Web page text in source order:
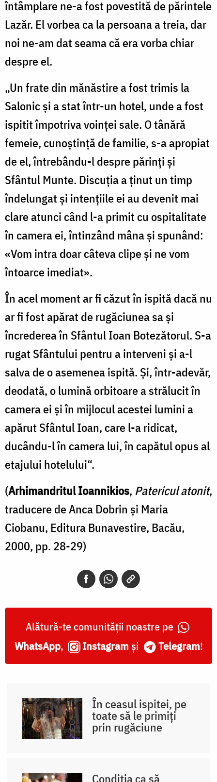
întâmplare ne-a fost povestită de părintele
Lazăr. El vorbea ca la persoana a treia, dar
noi ne-am dat seama că era vorba chiar
despre el.
„Un frate din mănăstire a fost trimis la
Salonic şi a stat într-un hotel, unde a fost
ispitit împotriva voinţei sale. O tânără
femeie, cunoştinţă de familie, s-a apropiat
de el, întrebându-l despre părinţi şi
Sfântul Munte. Discuţia a ţinut un timp
îndelungat şi intenţiile ei au devenit mai
clare atunci când l-a primit cu ospitalitate
în camera ei, întinzând mâna şi spunând:
«Vom intra doar câteva clipe şi ne vom
întoarce imediat».
În acel moment ar fi căzut în ispită dacă nu
ar fi fost apărat de rugăciunea sa şi
încrederea în Sfântul Ioan Botezătorul. S-a
rugat Sfântului pentru a interveni şi a-l
salva de o asemenea ispită. Şi, într-adevăr,
deodată, o lumină orbitoare a strălucit în
camera ei şi în mijlocul acestei lumini a
apărut Sfântul Ioan, care l-a ridicat,
ducându-l în camera lui, în capătul opus al
etajului hotelului“.
(Arhimandritul Ioannikios, Patericul atonit,
traducere de Anca Dobrin și Maria
Ciobanu, Editura Bunavestire, Bacău,
2000, pp. 28-29)
Alătură-te comunității noastre pe
WhatsApp, Instagram și Telegram!
În ceasul ispitei, pe
toate să le primiți
prin rugăciune
Condiția ca să